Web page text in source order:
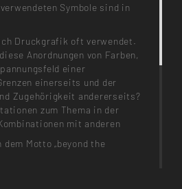
Symbole sind in
Druckgrafik oft verwendet.
Anordnungen von Farben,
einer
einerseits und der
Zugehörigkeit andererseits?
zum Thema in der
mit anderen
Motto „beyond the